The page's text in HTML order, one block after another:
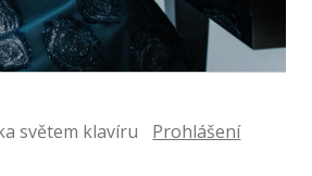
světem klavíru Prohlášení